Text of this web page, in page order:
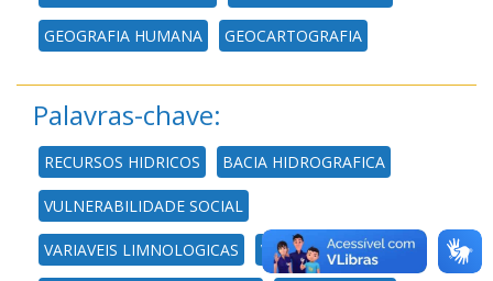
GEOGRAFIA HUMANA GEOCARTOGRAFIA
Palavras-chave:
RECURSOS HIDRICOS BACIA HIDROGRAFICA
VULNERABILIDADE SOCIAL
VARIAVEIS LIMNOLOGICAS VARIACAO URBANA